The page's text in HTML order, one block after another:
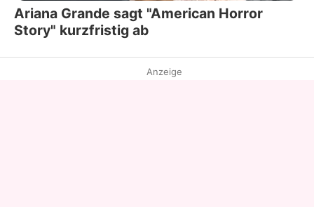
Ariana Grande sagt "American Horror
Story" kurzfristig ab
Anzeige